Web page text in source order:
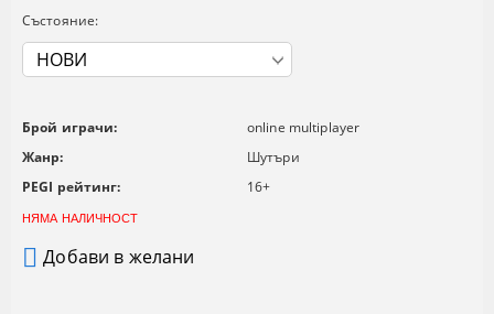
Състояние:
Брой играчи:
online multiplayer
Жанр:
Шутъри
PEGI рейтинг:
16+
НЯМА НАЛИЧНОСТ
Добави в желани